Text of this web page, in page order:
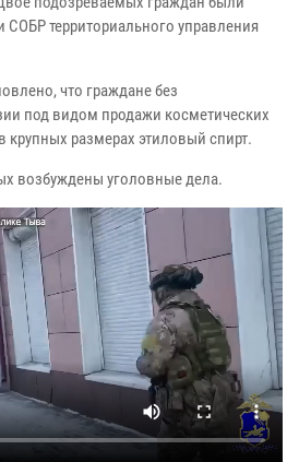
территориального управления
что граждане без
под видом продажи косметических
крупных размерах этиловый спирт.
возбуждены уголовные дела.